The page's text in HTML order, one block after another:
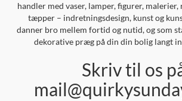
handler med vaser, lamper, figurer,
tæpper – indretningsdesign, kunst og
danner bro mellem fortid og nutid, og som
dekorative præg på din din bolig langt
Skriv til os